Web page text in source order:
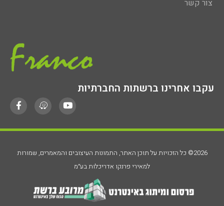
צור קשר
עקבו אחרינו ברשתות החברתיות
2026© כל הזכויות על תוכן האתר, התמונות העיצובים והמאמרים, שמורות
למאירי פרנקו אדריכלות בע״מ